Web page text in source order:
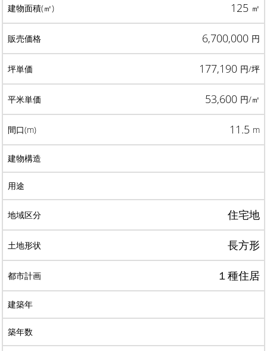
125 ㎡
6,700,000 円
177,190 円/坪
53,600 円/㎡
11.5 m
住宅地
長方形
１種住居